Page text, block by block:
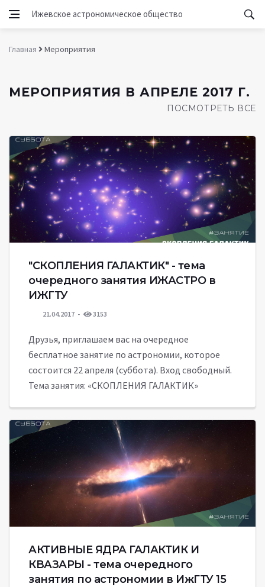
Ижевское астрономическое общество
Главная Мероприятия
МЕРОПРИЯТИЯ В АПРЕЛЕ 2017 Г.
ПОСМОТРЕТЬ ВСЕ
"СКОПЛЕНИЯ ГАЛАКТИК" - тема
очередного занятия ИЖАСТРО в
ИЖГТУ
21.04.2017 3153
Друзья, приглашаем вас на очередное
бесплатное занятие по астрономии, которое
состоится 22 апреля (суббота). Вход свободный.
Тема занятия: «СКОПЛЕНИЯ ГАЛАКТИК»
АКТИВНЫЕ ЯДРА ГАЛАКТИК И
КВАЗАРЫ - тема очередного
занятия по астрономии в ИжГТУ 15